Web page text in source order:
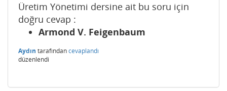
Üretim Yönetimi dersine ait bu soru için
doğru cevap :
Armond V. Feigenbaum
Aydın tarafındancevaplandı
düzenlendi